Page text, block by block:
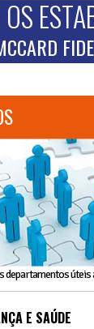
departamentos úteis
E SAÚDE